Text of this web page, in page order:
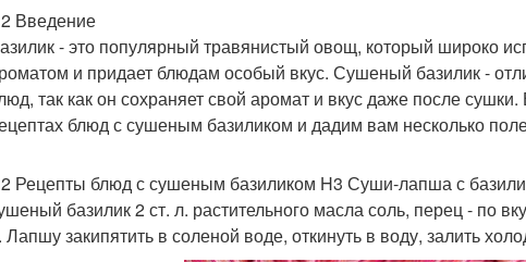
Введение
- это популярный травянистый овощ, который широко
и придает блюдам особый вкус. Сушеный базилик -
так как он сохраняет свой аромат и вкус даже после
блюд с сушеным базиликом и дадим вам несколько
Рецепты блюд с сушеным базиликом H3 Суши-лапша с
базилик 2 ст. л. растительного масла соль, перец - по
Лапшу закипятить в соленой воде, откинуть в воду, залить